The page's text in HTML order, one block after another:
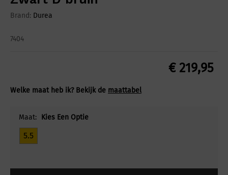
Brand: Durea
7404
€219,95
Welke maat heb ik? Bekijk de maattabel
Maat: Kies Een Optie
5.5